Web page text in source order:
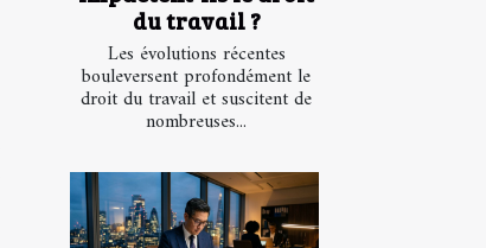
du travail ?
Les évolutions récentes
bouleversent profondément le
droit du travail et suscitent de
nombreuses...